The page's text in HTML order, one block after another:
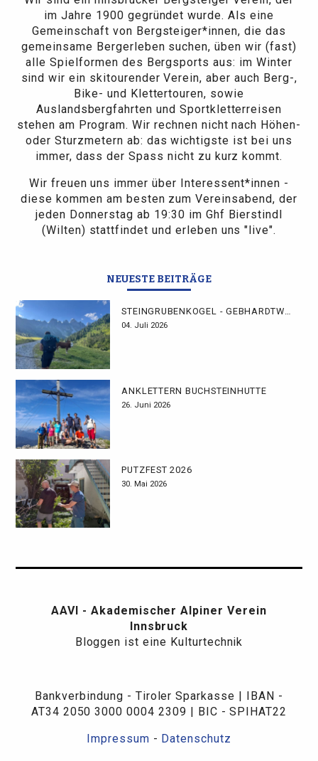
im Jahre 1900 gegründet wurde. Als eine
Gemeinschaft von Bergsteiger*innen, die das
gemeinsame Bergerleben suchen, üben wir (fast)
alle Spielformen des Bergsports aus: im Winter
sind wir ein skitourender Verein, aber auch Berg-,
Bike- und Klettertouren, sowie
Auslandsbergfahrten und Sportkletterreisen
stehen am Program. Wir rechnen nicht nach Höhen-
oder Sturzmetern ab: das wichtigste ist bei uns
immer, dass der Spass nicht zu kurz kommt.
Wir freuen uns immer über Interessent*innen -
diese kommen am besten zum Vereinsabend, der
jeden Donnerstag ab 19:30 im Ghf Bierstindl
(Wilten) stattfindet und erleben uns "live".
NEUESTE BEITRÄGE
04. Juli 2026
ANKLETTERN BUCHSTEINHÜTTE
26. Juni 2026
PUTZFEST 2026
30. Mai 2026
AAVI - Akademischer Alpiner Verein
Innsbruck
Bloggen ist eine Kulturtechnik
Bankverbindung - Tiroler Sparkasse | IBAN -
AT34 2050 3000 0004 2309 | BIC - SPIHAT22
Impressum - Datenschutz